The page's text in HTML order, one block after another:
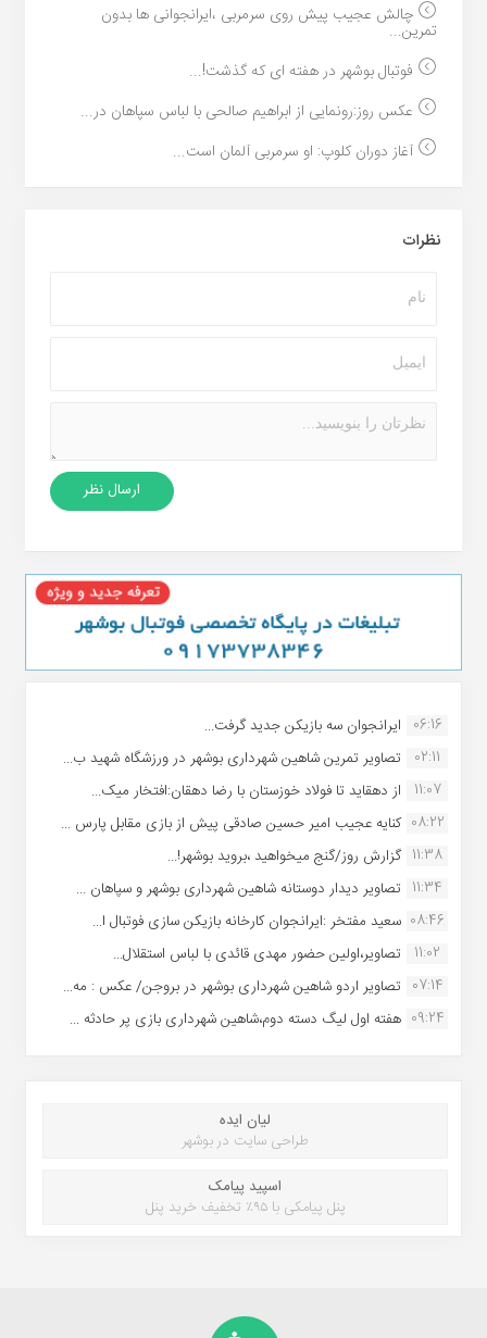
چالش عجیب پیش روی سرمربی ،ایرانجوانی ها بدون
تمرین...
فوتبال بوشهر در هفته ای که گذشت!...
عکس روز:رونمایی از ابراهیم صالحی با لباس سپاهان در...
آغاز دوران کلوپ: او سرمربی آلمان است...
نظرات
06:16 ایرانجوان سه بازیکن جدید گرفت...
02:11
تصاویر تمرین شاهین شهردارى بوشهر در ورزشگاه شهید ب...
11:07
از دهقاید تا فولاد خوزستان با رضا دهقان:افتخار میک...
08:22 کنایه عجیب امیر حسین صادقی پیش از بازی مقابل پارس ...
11:38 گزارش روز/گنج میخواهید ،بروید بوشهر!...
11:34 تصاویر دیدار دوستانه شاهین شهردارى بوشهر و سپاهان ...
08:46 سعید مفتخر :ایرانجوان کارخانه بازیکن سازی فوتبال ا...
11:02
تصاویر،اولین حضور مهدی قائدی با لباس استقلال...
07:14 تصاویر اردو شاهین شهرداری بوشهر در بروجن/ عکس : مه...
09:24 هفته اول لیگ دسته دوم،شاهین شهرداری بازی پر حادثه ...
لیان ایده
طراحی سایت در بوشهر
اسپید پیامک
پنل پیامکی با ۹۵٪ تخفیف خرید پنل